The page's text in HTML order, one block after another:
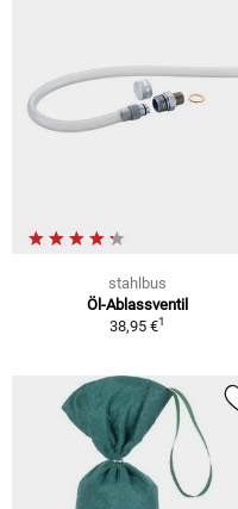
stahlbus
Öl-Ablassventil
38,95 €1